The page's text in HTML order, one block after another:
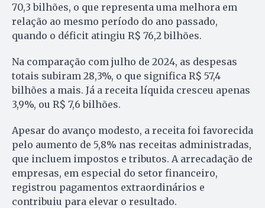
70,3 bilhões, o que representa uma melhora em
relação ao mesmo período do ano passado,
quando o déficit atingiu R$ 76,2 bilhões.
Na comparação com julho de 2024, as despesas
totais subiram 28,3%, o que significa R$ 57,4
bilhões a mais. Já a receita líquida cresceu apenas
3,9%, ou R$ 7,6 bilhões.
Apesar do avanço modesto, a receita foi favorecida
pelo aumento de 5,8% nas receitas administradas,
que incluem impostos e tributos. A arrecadação de
empresas, em especial do setor financeiro,
registrou pagamentos extraordinários e
contribuiu para elevar o resultado.